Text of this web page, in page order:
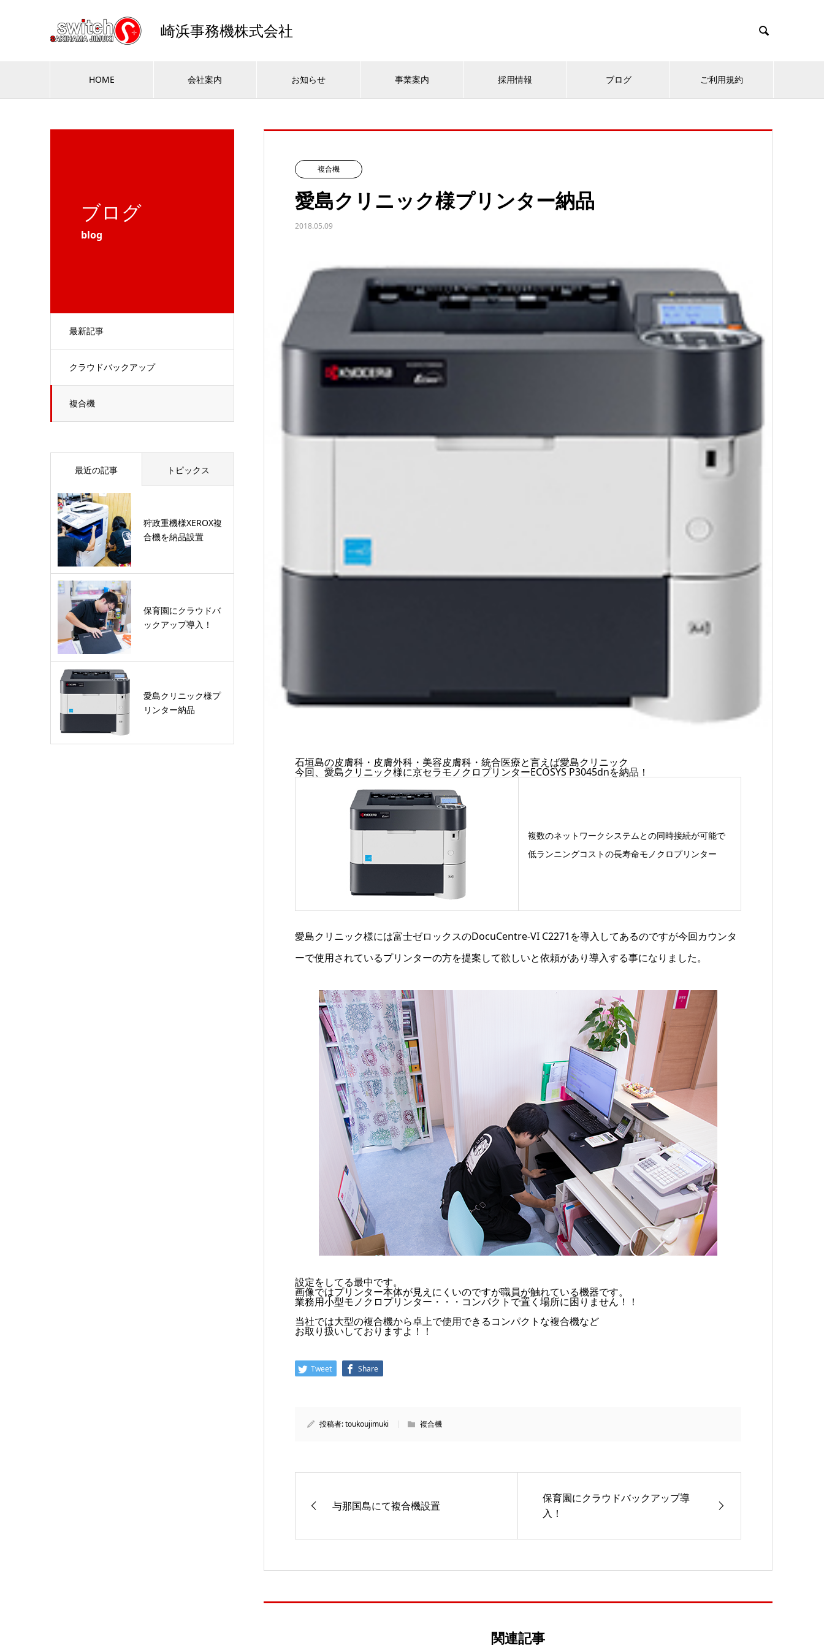
崎浜事務機株式会社 
HOME 会社案内 お知らせ 事業案内 採用情報 ブログ ご利用規約
ブログ
blog
最新記事
クラウドバックアップ
複合機
複合機
愛島クリニック様プリンター納品
2018.05.09
石垣島の皮膚科・皮膚外科・美容皮膚科・統合医療と言えば愛島クリニック
今回、愛島クリニック様に京セラモノクロプリンターECOSYS P3045dnを納品！
複数のネットワークシステムとの同時接続が可能で
低ランニングコストの長寿命モノクロプリンター
愛島クリニック様には富士ゼロックスのDocuCentre-VI C2271 を導入してあるのですが今回カウンタ
ーで使用されているプリンターの方を提案して欲しいと依頼があり導入する事になりました。
設定をしてる最中です。
画像ではプリンター本体が見えにくいのですが職員が触れている機器です。
業務用小型モノクロプリンター・・・コンパクトで置く場所に困りません！！
当社では大型の複合機から卓上で使用できるコンパクトな複合機など
お取り扱いしておりますよ！！
Tweet Share
投稿者:toukoujimuki 複合機
与那国島にて複合機設置
保育園にクラウドバックアップ導
入！
関連記事
最近の記事 トピックス
狩政重機様XEROX複
合機を納品設置
保育園にクラウドバ
ックアップ導入！
愛島クリニック様プ
リンター納品